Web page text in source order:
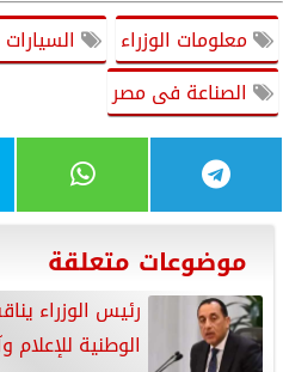
معلومات الوزراء
الصناعة فى مصر
موضوعات متعلقة
رئيس الوزراء
الوطنية للإعلام